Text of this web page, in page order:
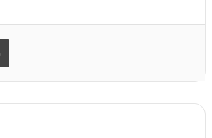
Imprimer